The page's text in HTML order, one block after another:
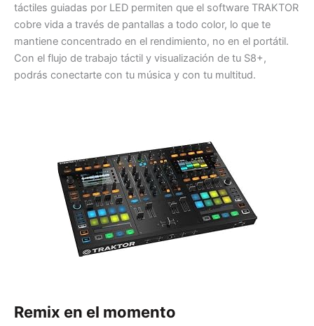
táctiles guiadas por LED permiten que el software TRAKTOR
cobre vida a través de pantallas a todo color, lo que te
mantiene concentrado en el rendimiento, no en el portátil.
Con el flujo de trabajo táctil y visualización de tu S8+,
podrás conectarte con tu música y con tu multitud.
Remix en el momento